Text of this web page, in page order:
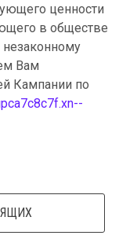
ценности
в обществе
незаконному
Вам
Кампании по